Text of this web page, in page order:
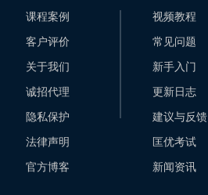
课程案例
客户评价
关于我们
诚招代理
隐私保护
法律声明
官方博客
视频教程
常见问题
新手入门
更新日志
建议与反馈
匡优考试
新闻资讯